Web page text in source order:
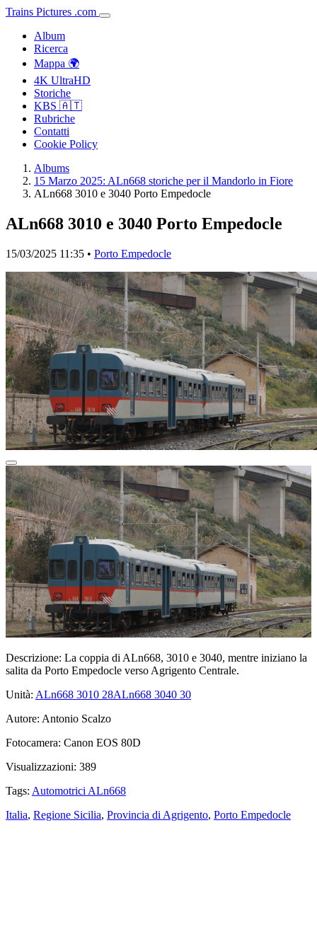
Trains Pictures .com
Album
Ricerca
Mappa 🌍
4K UltraHD
Storiche
KBS 🇦🇹
Rubriche
Contatti
Cookie Policy
Albums
15 Marzo 2025: ALn668 storiche per il Mandorlo in Fiore
ALn668 3010 e 3040 Porto Empedocle
ALn668 3010 e 3040 Porto Empedocle
15/03/2025 11:35 • Porto Empedocle
Descrizione: La coppia di ALn668, 3010 e 3040, mentre iniziano la
salita da Porto Empedocle verso Agrigento Centrale.
Unità: ALn668 3010 28ALn668 3040 30
Autore: Antonio Scalzo
Fotocamera: Canon EOS 80D
Visualizzazioni: 389
Tags: Automotrici ALn668
Italia, Regione Sicilia, Provincia di Agrigento, Porto Empedocle